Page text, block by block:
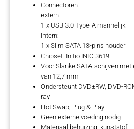
Connectoren:
extern:
1 x USB 3.0 Type-A mannelijk
intern:
1 x Slim SATA 13-pins houder
Chipset: Initio INIC-3619
Voor Slanke SATA-schijven met
van 12,7 mm
Ondersteunt DVD±RW, DVD-
ray
Hot Swap, Plug & Play
Geen externe voeding nodig
Materiaal behuizing: kunststof